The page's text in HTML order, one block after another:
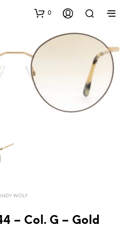
0
WOLF
– Col. G – Gold